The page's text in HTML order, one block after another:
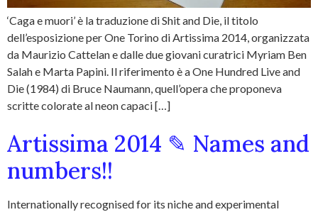
‘Caga e muori’ è la traduzione di Shit and Die, il titolo
dell’esposizione per One Torino di Artissima 2014, organizzata
da Maurizio Cattelan e dalle due giovani curatrici Myriam Ben
Salah e Marta Papini. Il riferimento è a One Hundred Live and
Die (1984) di Bruce Naumann, quell’opera che proponeva
scritte colorate al neon capaci […]
Artissima 2014 ✎ Names and
numbers!!
Internationally recognised for its niche and experimental